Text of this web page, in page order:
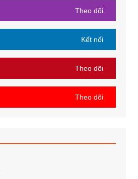
Theo dõi
Kết nối
Theo dõi
Theo dõi